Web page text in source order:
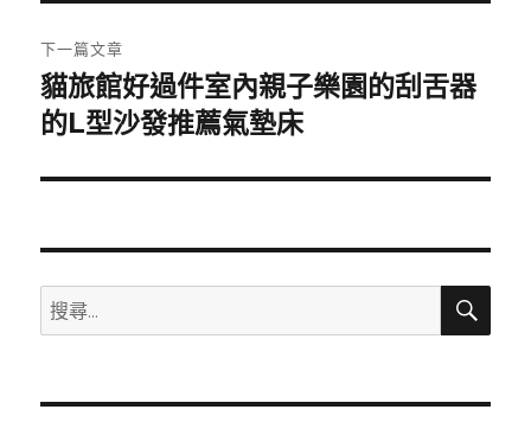
文
章:
下一篇文章
下
一
文
貓旅館好過件室內親子樂園的刮舌器
的L型沙發推薦氣墊床
搜
尋
鍵
搜